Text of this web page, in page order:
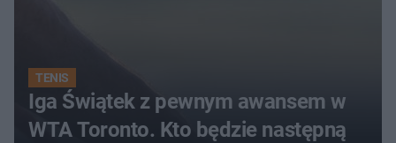
TENIS
Iga Świątek z pewnym awansem w
WTA Toronto. Kto będzie następną